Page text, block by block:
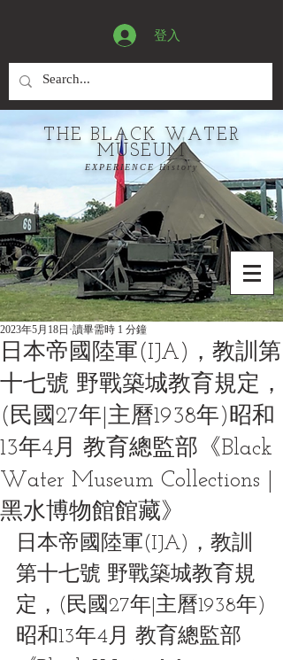
登入
THE BLACK WATER
MUSEUM
EXPERIENCE History
日本帝國陸軍(IJA)，教訓第
十七號 野戰築城教育規定，
(民國27年|主曆1938年)昭和
13年4月 教育總監部《Black
Water Museum Collections |
黑水博物館館藏》
2023年5月18日 讀畢需時 1 分鐘
日本帝國陸軍(IJA)，教訓
第十七號 野戰築城教育規
定，(民國27年|主曆1938年)
昭和13年4月 教育總監部